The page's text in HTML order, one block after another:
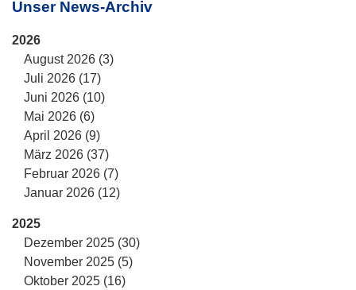
Unser News-Archiv
2026
August 2026 (3)
Juli 2026 (17)
Juni 2026 (10)
Mai 2026 (6)
April 2026 (9)
März 2026 (37)
Februar 2026 (7)
Januar 2026 (12)
2025
Dezember 2025 (30)
November 2025 (5)
Oktober 2025 (16)